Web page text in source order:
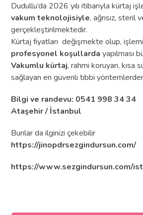
Dudullu’da 2026 yılı itibarıyla kürtaj
vakum teknolojisiyle, ağrısız, steril
gerçekleştirilmektedir.
Kürtaj fiyatları değişmekte olup,
profesyonel koşullarda yapılması
Vakumlu kürtaj, rahmi koruyan, kısa
sağlayan en güvenli tıbbi
Bilgi ve randevu: 0541 998 34 34
Ataşehir / İstanbul
Bunlar da ilginizi çekebilir
https://jinopdrsezgindursun.com/
https://www.sezgindursun.com/